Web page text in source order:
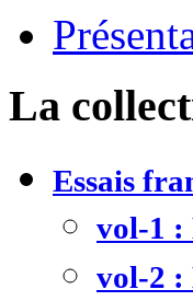
La
Essais
vol-1 :
vol-2 :